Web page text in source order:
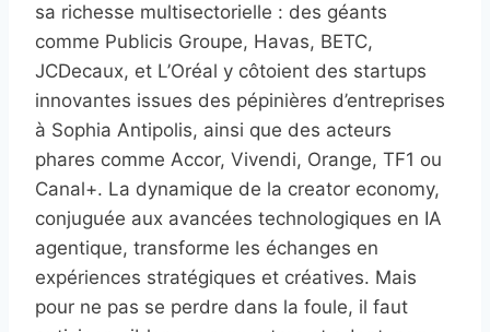
sa richesse multisectorielle : des géants
comme Publicis Groupe, Havas, BETC,
JCDecaux, et L’Oréal y côtoient des startups
innovantes issues des pépinières d’entreprises
à Sophia Antipolis, ainsi que des acteurs
phares comme Accor, Vivendi, Orange, TF1 ou
Canal+. La dynamique de la creator economy,
conjuguée aux avancées technologiques en IA
agentique, transforme les échanges en
expériences stratégiques et créatives. Mais
pour ne pas se perdre dans la foule, il faut